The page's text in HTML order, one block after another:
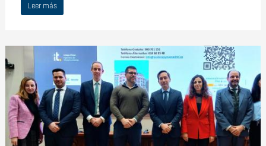
Leer más